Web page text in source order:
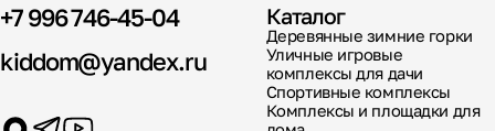
+7 996 746-45-04
kiddom@yandex.ru
Каталог
Деревянные зимние горки
Уличные игровые
комплексы для дачи
Спортивные комплексы
Комплексы и площадки для